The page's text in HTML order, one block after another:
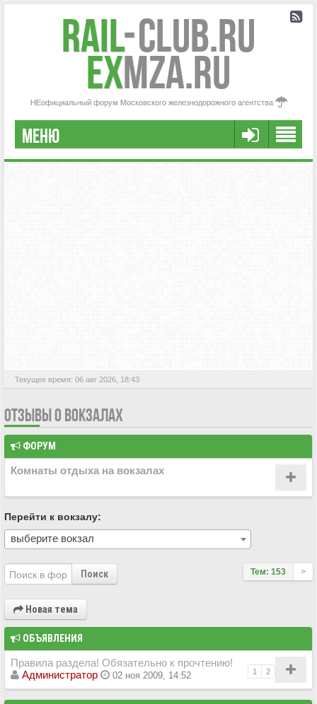
Rail-Club.RU
exMZA.RU
НЕофициальный форум Московского железнодорожного агентства
МЕНЮ
РЕГИСТРАЦИЯ
Текущее время: 06 авг 2026, 18:43
ОТЗЫВЫ О ВОКЗАЛАХ
ФОРУМ
Комнаты отдыха на вокзалах
Перейти к вокзалу:
выберите вокзал
Поиск Тем: 153 >
Новая тема
ОБЪЯВЛЕНИЯ
Правила раздела! Обязательно к прочтению!
1 2
Администратор 02 ноя 2009, 14:52